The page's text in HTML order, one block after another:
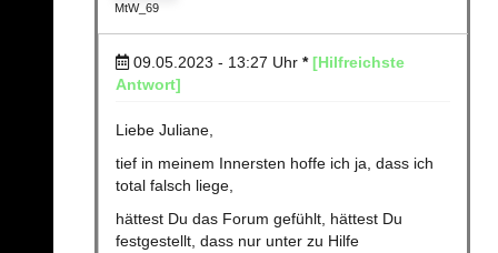
MtW_69
09.05.2023 - 13:27 Uhr * [Hilfreichste
Antwort]
Liebe Juliane,
tief in meinem Innersten hoffe ich ja, dass ich
total falsch liege,
hättest Du das Forum gefühlt, hättest Du
festgestellt, dass nur unter zu Hilfe